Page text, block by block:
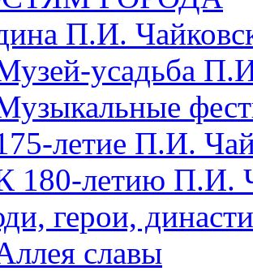
П.И.
усадьба
летие П.И.
180-летию П.И.
герои,
славы